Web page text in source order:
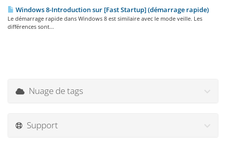
Windows 8-Introduction sur [Fast Startup] (démarrage rapide)
Le démarrage rapide dans Windows 8 est similaire avec le mode veille. Les
différences sont...
Nuage de tags
Support